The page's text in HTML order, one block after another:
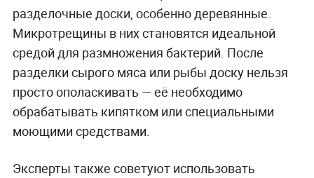
разделочные доски, особенно деревянные.
Микротрещины в них становятся идеальной
средой для размножения бактерий. После
разделки сырого мяса или рыбы доску нельзя
просто ополаскивать — её необходимо
обрабатывать кипятком или специальными
моющими средствами.
Эксперты также советуют использовать